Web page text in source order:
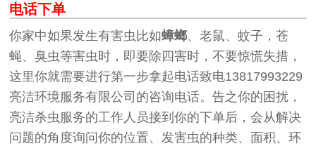
电话下单
你家中如果发生有害虫比如蟑螂、老鼠、蚊子，苍
蝇、臭虫等害虫时，即要除四害时，不要惊慌失措，
这里你就需要进行第一步拿起电话致电13817993229
亮洁环境服务有限公司的咨询电话。告之你的困扰，
亮洁杀虫服务的工作人员接到你的下单后，会从解决
问题的角度询问你的位置、发害虫的种类、面积、环